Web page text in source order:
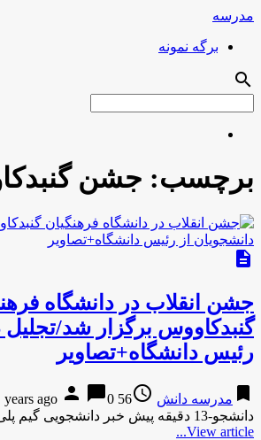
مدرسه
برگه نمونه
search
برچسب: جشن
description
جشن انقلاب در دانشگاه
گنبدکاووس برگزار شد/تجلیل
رئیس دانشگاه+تصاویر
bookmark مدرسه دانش access_time
56 years ago
person chat_bubble0
دانشجو-13 دقیقه پیش خبر دانشجویی گیم پلی استیشن
View article...